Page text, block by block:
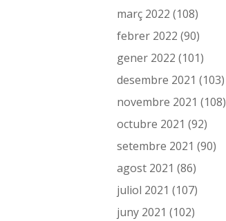
març 2022 (108)
febrer 2022 (90)
gener 2022 (101)
desembre 2021 (103)
novembre 2021 (108)
octubre 2021 (92)
setembre 2021 (90)
agost 2021 (86)
juliol 2021 (107)
juny 2021 (102)